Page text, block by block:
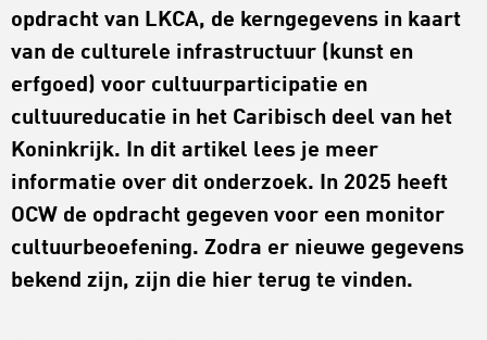
opdracht van LKCA, de kerngegevens in kaart
van de culturele infrastructuur (kunst en
erfgoed) voor cultuurparticipatie en
cultuureducatie in het Caribisch deel van het
Koninkrijk. In dit artikel lees je meer
informatie over dit onderzoek. In 2025 heeft
OCW de opdracht gegeven voor een monitor
cultuurbeoefening. Zodra er nieuwe gegevens
bekend zijn, zijn die hier terug te vinden.